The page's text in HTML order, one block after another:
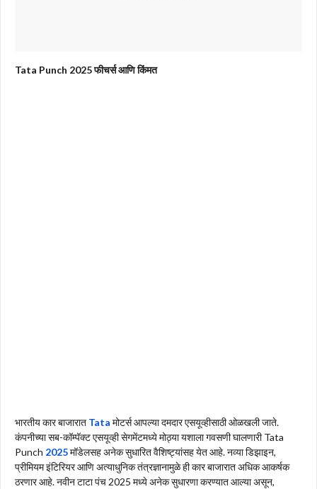
Tata Punch 2025 फीचर्स आणि किंमत
भारतीय कार बाजारात Tata मोटर्स आपल्या दमदार एसयूव्हीसाठी ओळखली जाते.
कंपनीच्या सब-कॉम्पॅक्ट एसयूव्ही सेगमेंटमध्ये मोठ्या यशाला गवसणी घालणारी Tata
Punch 2025मॉडेलसह अनेक सुधारित वैशिष्ट्यांसह येत आहे. नव्या डिझाइन,
प्रीमियम इंटिरियर आणि अत्याधुनिक तंत्रज्ञानामुळे ही कार बाजारात अधिक आकर्षक
ठरणार आहे. नवीन टाटा पंच 2025 मध्ये अनेक सुधारणा करण्यात आल्या असून,